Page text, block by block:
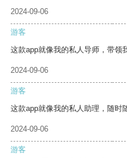
2024-09-06
游客
这款app就像我的私人导师，带领
2024-09-06
游客
这款app就像我的私人助理，随时
2024-09-06
游客